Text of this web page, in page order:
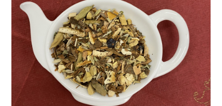
Tilaus- ja sopimusehdot
Yrityksille